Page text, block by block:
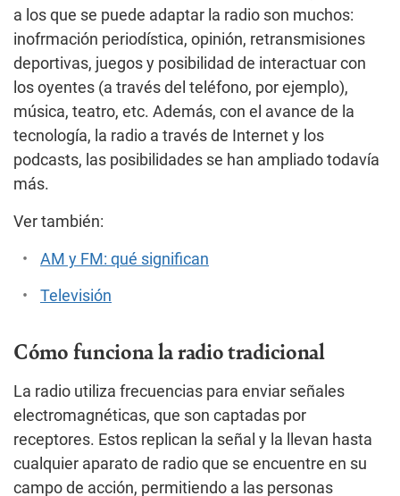
a los que se puede adaptar la radio son muchos:
inofrmación periodística, opinión, retransmisiones
deportivas, juegos y posibilidad de interactuar con
los oyentes (a través del teléfono, por ejemplo),
música, teatro, etc. Además, con el avance de la
tecnología, la radio a través de Internet y los
podcasts, las posibilidades se han ampliado todavía
más.
Ver también:
AM y FM: qué significan
Televisión
Cómo funciona la radio tradicional
La radio utiliza frecuencias para enviar señales
electromagnéticas, que son captadas por
receptores. Estos replican la señal y la llevan hasta
cualquier aparato de radio que se encuentre en su
campo de acción, permitiendo a las personas